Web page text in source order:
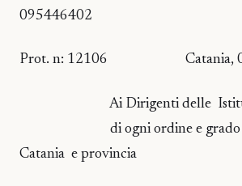
095446402
Prot. n: 12106 Catania,
Ai Dirigenti delle
di ogni ordine e grado
Catania e provincia